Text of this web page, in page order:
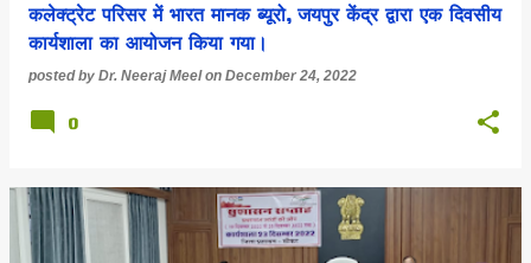
कलेक्ट्रेट परिसर में भारत मानक ब्यूरो, जयपुर केंद्र द्वारा एक दिवसीय
कार्यशाला का आयोजन किया गया।
posted by Dr. Neeraj Meel on December 24, 2022
0